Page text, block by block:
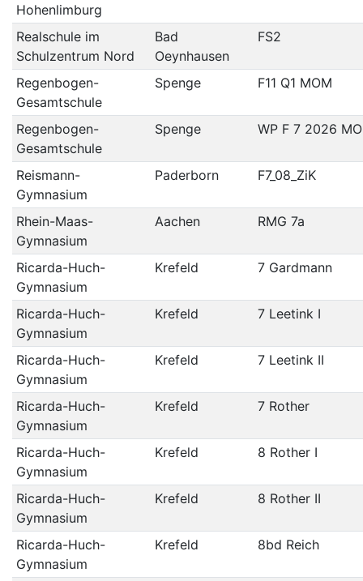
Hohenlimburg
Realschule im
Schulzentrum Nord
Bad
Oeynhausen
FS2
Regenbogen-
Gesamtschule
Spenge F11 Q1 MOM
Regenbogen-
Gesamtschule
Spenge WP F 7 2026
Reismann-
Gymnasium
Paderborn F7_08_ZiK
Rhein-Maas-
Gymnasium
Aachen RMG 7a
Ricarda-Huch-
Gymnasium
Krefeld 7 Gardmann
Ricarda-Huch-
Gymnasium
Krefeld 7 Leetink I
Ricarda-Huch-
Gymnasium
Krefeld 7 Leetink II
Ricarda-Huch-
Gymnasium
Krefeld 7 Rother
Ricarda-Huch-
Gymnasium
Krefeld 8 Rother I
Ricarda-Huch-
Gymnasium
Krefeld 8 Rother II
Ricarda-Huch-
Gymnasium
Krefeld 8bd Reich